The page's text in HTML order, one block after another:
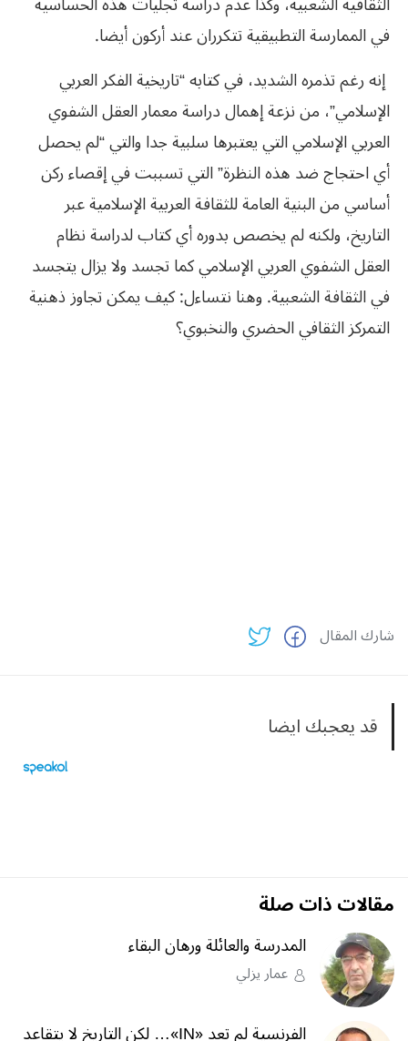
في‮ ‬الممارسة التطبيقية تتكرران عند أركون أيضا‮. ‬
‬العربي‮ ‬الإسلامي‮ ‬التي‮ ‬يعتبرها سلبية جدا والتي‮ “‬لم‮ ‬يحصل
أي‮ ‬احتجاج ضد هذه النظرة‮” ‬التي‮ ‬تسببت في‮ ‬إقصاء ركن
أساسي‮ ‬من البنية العامة للثقافة العربية الإسلامية عبر
التاريخ،‮ ‬ولكنه لم‮ ‬يخصص بدوره أي‮ ‬كتاب لدراسة نظام
العقل الشفوي‮ ‬العربي‮ ‬الإسلامي‮ ‬كما تجسد ولا‮ ‬يزال‮ ‬يتجسد
في‮ ‬الثقافة الشعبية‮. ‬وهنا نتساءل‮: ‬كيف‮ ‬يمكن تجاوز ذهنية
التمركز الثقافي‮ ‬الحضري‮ ‬والنخبوي؟‮ ‬
شارك المقال
قد يعجبك ايضا
مقالات ذات صلة
المدرسة والعائلة ورهان البقاء
عمار يزلي
الفرنسية لم تعد «IN»… لكن التاريخ لا يتقاعد